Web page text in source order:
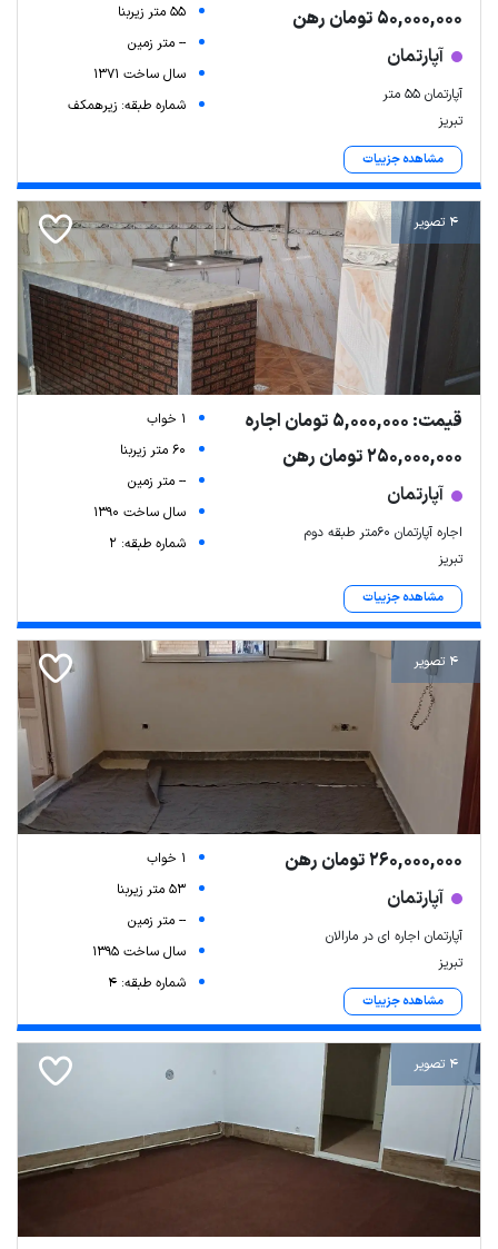
50,000,000 تومان رهن
آپارتمان
آپارتمان ۵۵ متر
تبریز
مشاهده جزییات
55 متر زیربنا
-- متر زمین
سال ساخت 1371
شماره طبقه: زیرهمکف
4 تصویر
قیمت: 5,000,000 تومان اجاره
250,000,000 تومان رهن
آپارتمان
اجاره آپارتمان ۶۰متر طبقه دوم
تبریز
مشاهده جزییات
1 خواب
60 متر زیربنا
-- متر زمین
سال ساخت 1390
شماره طبقه: 2
4 تصویر
260,000,000 تومان رهن
آپارتمان
آپارتمان اجاره ای در مارالان
تبریز
مشاهده جزییات
1 خواب
53 متر زیربنا
-- متر زمین
سال ساخت 1395
شماره طبقه: 4
4 تصویر